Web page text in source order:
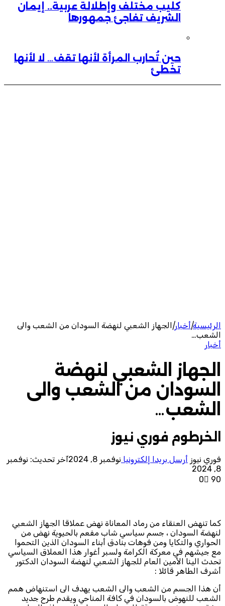
كليب مختلف وإطلالة عربية.. إيمان
الشريف تفاجئ جمهورها
حين تُحارب المرأة لأنها تقف… لا لأنها
تخطئ
الرئيسية|أخبار| الجهاز الشعبي لنهضة السودان من الشعب والى
الشعب…
أخبار
الجهاز الشعبي لنهضة
السودان من الشعب والى
الشعب…
الخرطوم فوري نيوز
فوري نيوز أرسل بريدا إلكترونيا نوفمبر 8, 2024
آخر تحديث: نوفمبر
8, 2024
0
90
كما تنهض العنقاء من رماد المعاناة نهض عملاقا الجهاز الشعبي
لنهضة السودان ، جسم سياسي شاب مفعم بالحيوية نهض من
الحواري والتكايا ومن فوهات بنادق أبناء السودان الذين التحموا
مع جيشهم في معركة الكرامة ولسبر أغوار هذا العملاق السياسي
تحدث الينا الأمين العام للجهاز الشعبي لنهضة السودان الدكتور
أشرف الطاهر قائلا :
أن هذا الجسم من الشعب والى الشعب يهدف الى استنهاض همم
الشعب للنهوض بالسودان في كافة المناحي ويقدم طرح جديد